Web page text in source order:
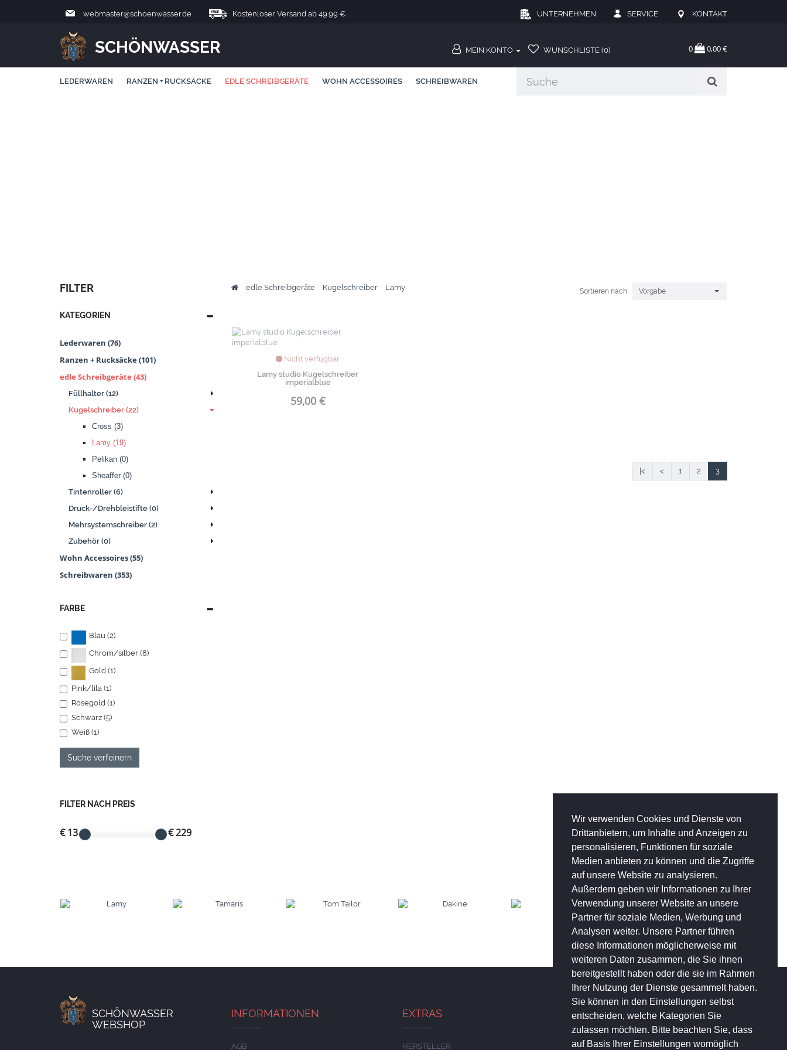
Wir verwenden Cookies und Dienste von
Drittanbietern, um Inhalte und Anzeigen zu
personalisieren, Funktionen für soziale
Medien anbieten zu können und die Zugriffe
auf unsere Website zu analysieren.
Außerdem geben wir Informationen zu Ihrer
Verwendung unserer Website an unsere
Partner für soziale Medien, Werbung und
Analysen weiter. Unsere Partner führen
diese Informationen möglicherweise mit
weiteren Daten zusammen, die Sie ihnen
bereitgestellt haben oder die sie im Rahmen
Ihrer Nutzung der Dienste gesammelt haben.
Sie können in den Einstellungen selbst
entscheiden, welche Kategorien Sie
zulassen möchten. Bitte beachten Sie, dass
auf Basis Ihrer Einstellungen womöglich
webmaster@schoenwasser.de Kostenloser Versand ab 49.99 € UNTERNEHMEN SERVICE KONTAKT
SCHÖNWASSER MEIN KONTO WUNSCHLISTE (0) 0 0,00 €
LEDERWAREN RANZEN + RUCKSÄCKE EDLE SCHREIBGERÄTE WOHN ACCESSOIRES SCHREIBWAREN
FILTER
KATEGORIEN
Lederwaren (76)
Ranzen + Rucksäcke (101)
edle Schreibgeräte (43)
Füllhalter (12)
Kugelschreiber (22)
Cross (3)
Lamy (19)
Pelikan (0)
Sheaffer (0)
Tintenroller (6)
Druck-/Drehbleistifte (0)
Mehrsystemschreiber (2)
Zubehör (0)
Wohn Accessoires (55)
Schreibwaren (353)
FARBE
Blau (2)
Chrom/silber (8)
Gold (1)
Pink/lila (1)
Rosegold (1)
Schwarz (5)
Weiß (1)
Suche verfeinern
FILTER NACH PREIS
€ 13 € 229
edle Schreibgeräte Kugelschreiber Lamy Sortieren nach Vorgabe
Nicht verfügbar
Lamy studio Kugelschreiber
imperialblue
59,00 €
|< < 1 2 3
SCHÖNWASSER
WEBSHOP
INFORMATIONEN
AGB
EXTRAS
HERSTELLER
KONTO
KONTO